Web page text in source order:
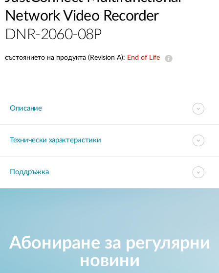
Network Video Recorder
DNR-2060-08P
състоянието на продукта (Revision A): End of Life
Описание
Технически характеристики
Поддръжка
Абониране за регулярни
новини